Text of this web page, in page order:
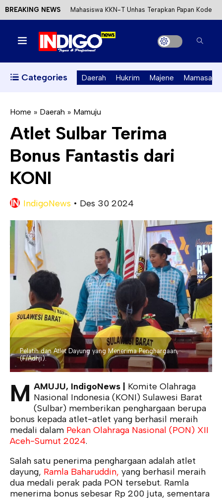
BREAKING NEWS Mahasiswa KKN-T Unhas Terapkan Papan Kode
Etik Wisata di Pantai Lawere Desa Lotang Salo
Satu DPO Pengeroyokan SPBU Tapalang
Ditangkap, Satu Lagi Kabur ke Kalimantan
Perizinan Air Tanah melalui Aplikasi SAPO
Kecewa Kapolresta Absen, APPK Mamuju
Soroti Kejanggalan Kasus Tambang Emas Ilegal
Categories Daerah Hukrim Majene Mamasa
Home » Daerah » Mamuju
Atlet Sulbar Terima
Bonus Fantastis dari
KONI
IndigoNews • Des 30 2024
Pelatih dan Atlet Dayung yang Menerima Penghargaan,
(F/Adhji).
M AMUJU, IndigoNews |
Komite Olahraga
Nasional Indonesia (KONI) Sulawesi Barat
(Sulbar) memberikan penghargaan berupa
bonus kepada atlet-atlet yang berhasil meraih
medali dalam Pekan Olahraga Nasional (PON) XII
Aceh-Sumut 2024.
Salah satu penerima penghargaan adalah atlet
dayung, Ramla Baharuddin, yang berhasil meraih
dua medali perak pada PON tersebut. Ramla
menerima bonus sebesar Rp 200 juta, sementara